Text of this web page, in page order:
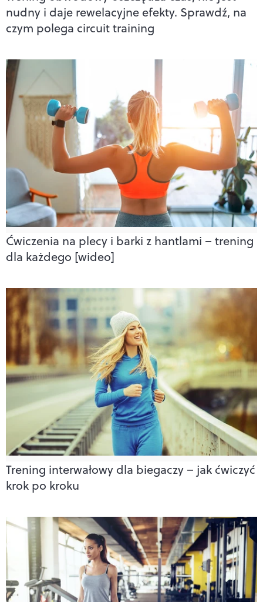
nudny i daje rewelacyjne efekty. Sprawdź, na
czym polega circuit training
Ćwiczenia na plecy i barki z hantlami – trening
dla każdego [wideo]
Trening interwałowy dla biegaczy – jak ćwiczyć
krok po kroku